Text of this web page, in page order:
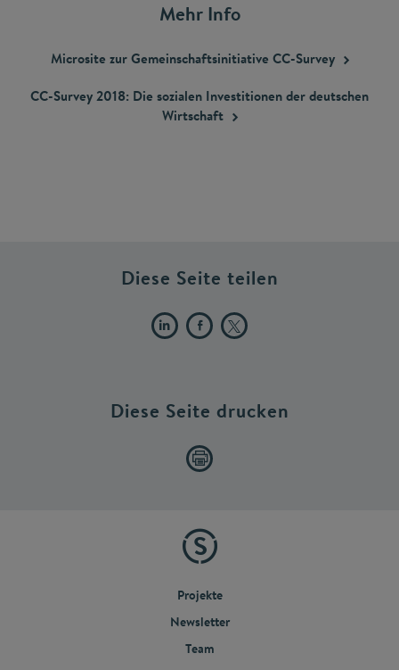
Mehr Info
Microsite zur Gemeinschaftsinitiative CC-Survey
CC-Survey 2018: Die sozialen Investitionen der deutschen
Wirtschaft
Diese Seite teilen
Diese Seite drucken
Projekte
Newsletter
Team